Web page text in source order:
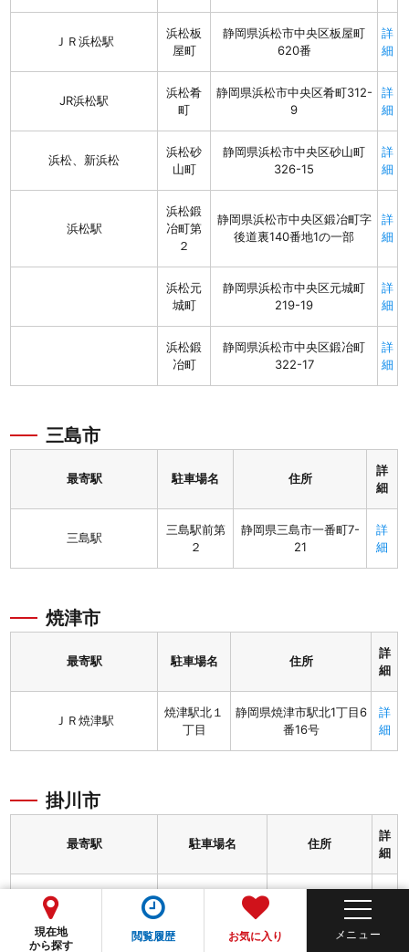
ＪＲ浜松駅
浜松板
屋町
静岡県浜松市中央区板屋町
620番
詳
細
JR浜松駅
浜松肴
町
静岡県浜松市中央区肴町312-
9
詳
細
浜松、新浜松
浜松砂
山町
静岡県浜松市中央区砂山町
326-15
詳
細
浜松駅
浜松鍛
冶町第
２
静岡県浜松市中央区鍛冶町字
後道裏140番地1の一部
詳
細
浜松元
城町
静岡県浜松市中央区元城町
219-19
詳
細
浜松鍛
冶町
静岡県浜松市中央区鍛冶町
322-17
詳
細
三島市
最寄駅 駐車場名 住所
詳
細
三島駅
三島駅前第
２
静岡県三島市一番町7-
21
詳
細
焼津市
最寄駅 駐車場名 住所
詳
細
ＪＲ焼津駅
焼津駅北１
丁目
静岡県焼津市駅北1丁目6
番16号
詳
細
掛川市
最寄駅 駐車場名 住所
詳
細
掛川駅南第３（軽
現在地
から探す
閲覧履歴 お気に入り